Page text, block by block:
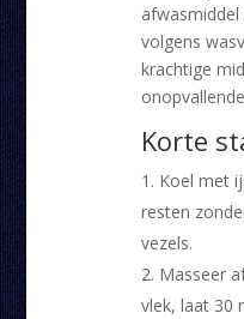
volgens
krachtige
Korte
Koel met
resten
vezels.
Masseer
vlek, laat 30